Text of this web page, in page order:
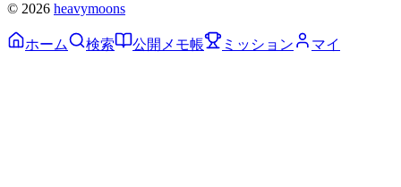
© 2026 heavymoons
ホーム 検索 公開メモ帳 ミッション マイ